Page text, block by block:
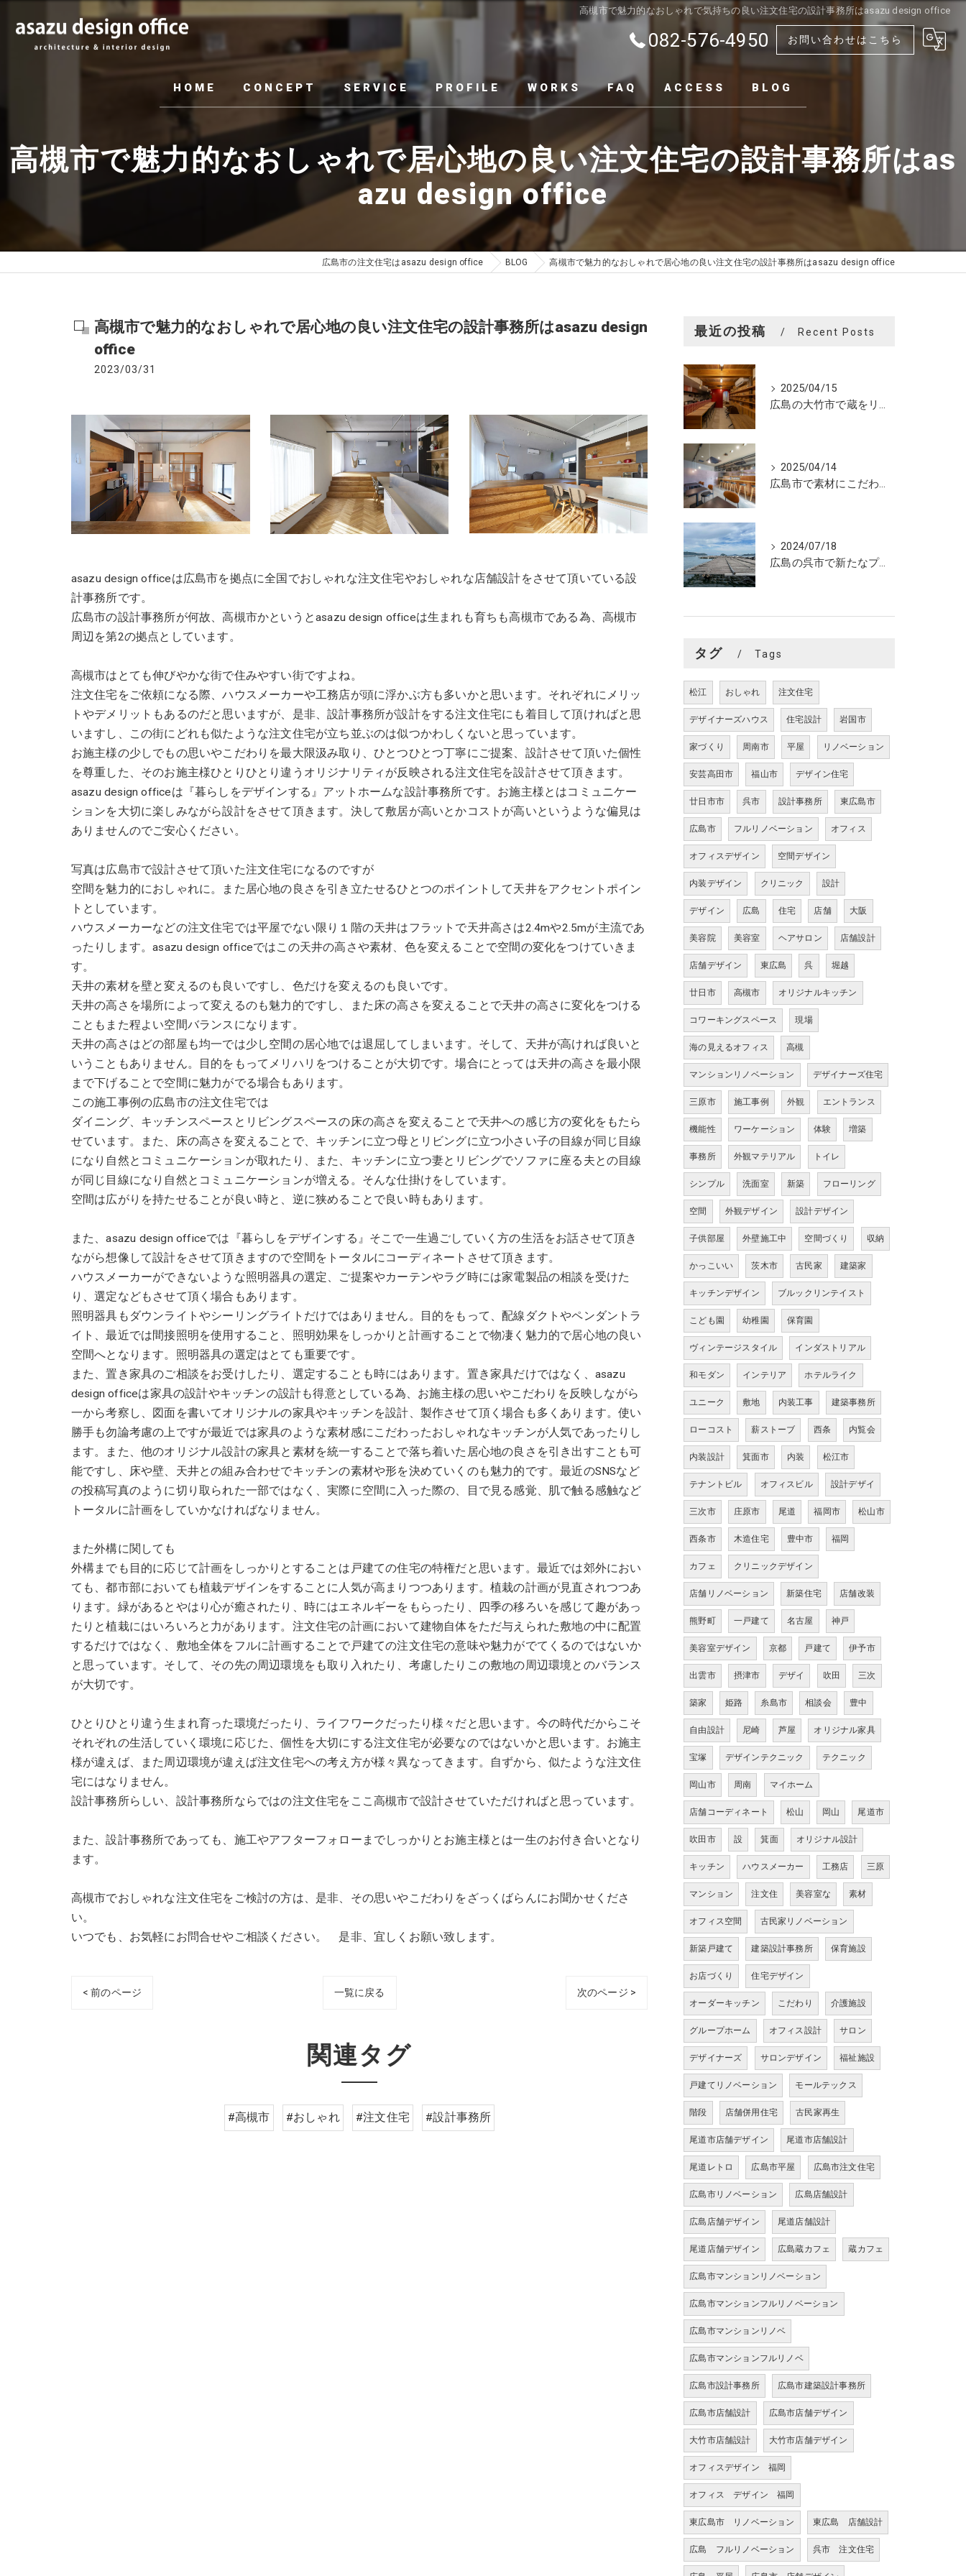
高槻市で魅力的なおしゃれで気持ちの良い注文住宅の設計事務所はasazu design office
082-576-4950 お問い合わせはこちら
HOME CONCEPT SERVICE PROFILE WORKS FAQ ACCESS BLOG
高槻市で魅力的なおしゃれで居心地の良い注文住宅の設計事務所はas
azu design office
広島市の注文住宅はasazu design office BLOG 高槻市で魅力的なおしゃれで居心地の良い注文住宅の設計事務所はasazu design office
高槻市で魅力的なおしゃれで居心地の良い注文住宅の設計事務所はasazu design
office
2023/03/31
asazu design officeは広島市を拠点に全国でおしゃれな注文住宅やおしゃれな店舗設計をさせて頂いている設
計事務所です。
広島市の設計事務所が何故、高槻市かというとasazu design officeは生まれも育ちも高槻市である為、高槻市
周辺を第2の拠点としています。
高槻市はとても伸びやかな街で住みやすい街ですよね。
注文住宅をご依頼になる際、ハウスメーカーや工務店が頭に浮かぶ方も多いかと思います。それぞれにメリッ
トやデメリットもあるのだと思いますが、是非、設計事務所が設計をする注文住宅にも着目して頂ければと思
いますし、この街にどれも似たような注文住宅が立ち並ぶのは似つかわしくないと思っています。
お施主様の少しでもの思いやこだわりを最大限汲み取り、ひとつひとつ丁寧にご提案、設計させて頂いた個性
を尊重した、そのお施主様ひとりひとり違うオリジナリティが反映される注文住宅を設計させて頂きます。
asazu design officeは『暮らしをデザインする』アットホームな設計事務所です。お施主様とはコミュニケー
ションを大切に楽しみながら設計をさせて頂きます。決して敷居が高いとかコストが高いというような偏見は
ありませんのでご安心ください。
写真は広島市で設計させて頂いた注文住宅になるのですが
空間を魅力的におしゃれに。また居心地の良さを引き立たせるひとつのポイントして天井をアクセントポイン
トとしています。
ハウスメーカーなどの注文住宅では平屋でない限り１階の天井はフラットで天井高さは2.4mや2.5mが主流であ
ったりします。asazu design officeではこの天井の高さや素材、色を変えることで空間の変化をつけていきま
す。
天井の素材を壁と変えるのも良いですし、色だけを変えるのも良いです。
天井の高さを場所によって変えるのも魅力的ですし、また床の高さを変えることで天井の高さに変化をつける
こともまた程よい空間バランスになります。
天井の高さはどの部屋も均一では少し空間の居心地では退屈してしまいます。そして、天井が高ければ良いと
いうこともありません。目的をもってメリハリをつけることが大切です。場合にとっては天井の高さを最小限
まで下げることで空間に魅力がでる場合もあります。
この施工事例の広島市の注文住宅では
ダイニング、キッチンスペースとリビングスペースの床の高さを変えることで天井への感じ方の変化をもたら
せています。また、床の高さを変えることで、キッチンに立つ母とリビングに立つ小さい子の目線が同じ目線
になり自然とコミュニケーションが取れたり、また、キッチンに立つ妻とリビングでソファに座る夫との目線
が同じ目線になり自然とコミュニケーションが増える。そんな仕掛けをしています。
空間は広がりを持たせることが良い時と、逆に狭めることで良い時もあります。
また、asazu design officeでは『暮らしをデザインする』そこで一生過ごしていく方の生活をお話させて頂き
ながら想像して設計をさせて頂きますので空間をトータルにコーディネートさせて頂きます。
ハウスメーカーができないような照明器具の選定、ご提案やカーテンやラグ時には家電製品の相談を受けた
り、選定などもさせて頂く場合もあります。
照明器具もダウンライトやシーリングライトだけではありません。目的をもって、配線ダクトやペンダントラ
イト、最近では間接照明を使用すること、照明効果をしっかりと計画することで物凄く魅力的で居心地の良い
空間へとなります。照明器具の選定はとても重要です。
また、置き家具のご相談をお受けしたり、選定することも時にはあります。置き家具だけではなく、asazu
design officeは家具の設計やキッチンの設計も得意としている為、お施主様の思いやこだわりを反映しながら
一から考察し、図面を書いてオリジナルの家具やキッチンを設計、製作させて頂く場合も多くあります。使い
勝手も勿論考慮の上ですが最近では家具のような素材感にこだわったおしゃれなキッチンが人気であったりし
ます。また、他のオリジナル設計の家具と素材を統一することで落ち着いた居心地の良さを引き出すことも可
能ですし、床や壁、天井との組み合わせでキッチンの素材や形を決めていくのも魅力的です。最近のSNSなど
の投稿写真のように切り取られた一部ではなく、実際に空間に入った際の、目で見る感覚、肌で触る感触など
トータルに計画をしていかなければなりません。
また外構に関しても
外構までも目的に応じて計画をしっかりとすることは戸建ての住宅の特権だと思います。最近では郊外におい
ても、都市部においても植栽デザインをすることに人気が高まりつつあります。植栽の計画が見直されつつあ
ります。緑があるとやはり心が癒されたり、時にはエネルギーをもらったり、四季の移ろいを感じて趣があっ
たりと植栽にはいろいろと力があります。注文住宅の計画において建物自体をただ与えられた敷地の中に配置
するだけではなく、敷地全体をフルに計画することで戸建ての注文住宅の意味や魅力がでてくるのではないか
と思っています。そして、その先の周辺環境をも取り入れたり、考慮したりこの敷地の周辺環境とのバランス
が大切です。
ひとりひとり違う生まれ育った環境だったり、ライフワークだったり様々だと思います。今の時代だからこそ
それぞれの生活していく環境に応じた、個性を大切にする注文住宅が必要なのではないかと思います。お施主
様が違えば、また周辺環境が違えば注文住宅への考え方が様々異なってきます。自ずから、似たような注文住
宅にはなりません。
設計事務所らしい、設計事務所ならではの注文住宅をここ高槻市で設計させていただければと思っています。
また、設計事務所であっても、施工やアフターフォローまでしっかりとお施主様とは一生のお付き合いとなり
ます。
高槻市でおしゃれな注文住宅をご検討の方は、是非、その思いやこだわりをざっくばらんにお聞かせくださ
い。
いつでも、お気軽にお問合せやご相談ください。 是非、宜しくお願い致します。
< 前のページ 一覧に戻る 次のページ >
関連タグ
#高槻市 #おしゃれ #注文住宅 #設計事務所
最近の投稿 Recent Posts
2025/04/15
広島の大竹市で蔵をリノベーションしたカフェの設計。店舗設計、店舗デザインはasazu design office
2025/04/14
広島市で素材にこだわった魅力的なおにぎり屋さんの設計。店舗設計、店舗デザインはasazu design office
2024/07/18
広島の呉市で新たなプロジェクトの現調
タグ Tags
松江 おしゃれ 注文住宅
デザイナーズハウス 住宅設計 岩国市
家づくり 周南市 平屋 リノベーション
安芸高田市 福山市 デザイン住宅
廿日市市 呉市 設計事務所 東広島市
広島市 フルリノベーション オフィス
オフィスデザイン 空間デザイン
内装デザイン クリニック 設計
デザイン 広島 住宅 店舗 大阪
美容院 美容室 ヘアサロン 店舗設計
店舗デザイン 東広島 呉 堀越
廿日市 高槻市 オリジナルキッチン
コワーキングスペース 現場
海の見えるオフィス 高槻
マンションリノベーション デザイナーズ住宅
三原市 施工事例 外観 エントランス
機能性 ワーケーション 体験 増築
事務所 外観マテリアル トイレ
シンプル 洗面室 新築 フローリング
空間 外観デザイン 設計デザイン
子供部屋 外壁施工中 空間づくり 収納
かっこいい 茨木市 古民家 建築家
キッチンデザイン ブルックリンテイスト
こども園 幼稚園 保育園
ヴィンテージスタイル インダストリアル
和モダン インテリア ホテルライク
ユニーク 敷地 内装工事 建築事務所
ローコスト 薪ストーブ 西条 内覧会
内装設計 箕面市 内装 松江市
テナントビル オフィスビル 設計デザイ
三次市 庄原市 尾道 福岡市 松山市
西条市 木造住宅 豊中市 福岡
カフェ クリニックデザイン
店舗リノベーション 新築住宅 店舗改装
熊野町 一戸建て 名古屋 神戸
美容室デザイン 京都 戸建て 伊予市
出雲市 摂津市 デザイ 吹田 三次
築家 姫路 糸島市 相談会 豊中
自由設計 尼崎 芦屋 オリジナル家具
宝塚 デザインテクニック テクニック
岡山市 周南 マイホーム
店舗コーディネート 松山 岡山 尾道市
吹田市 設 箕面 オリジナル設計
キッチン ハウスメーカー 工務店 三原
マンション 注文住 美容室な 素材
オフィス空間 古民家リノベーション
新築戸建て 建築設計事務所 保育施設
お店づくり 住宅デザイン
オーダーキッチン こだわり 介護施設
グループホーム オフィス設計 サロン
デザイナーズ サロンデザイン 福祉施設
戸建てリノベーション モールテックス
階段 店舗併用住宅 古民家再生
尾道市店舗デザイン 尾道市店舗設計
尾道レトロ 広島市平屋 広島市注文住宅
広島市リノベーション 広島店舗設計
広島店舗デザイン 尾道店舗設計
尾道店舗デザイン 広島蔵カフェ 蔵カフェ
広島市マンションリノベーション
広島市マンションフルリノベーション
広島市マンションリノベ
広島市マンションフルリノベ
広島市設計事務所 広島市建築設計事務所
広島市店舗設計 広島市店舗デザイン
大竹市店舗設計 大竹市店舗デザイン
オフィスデザイン 福岡
オフィス デザイン 福岡
東広島市 リノベーション 東広島 店舗設計
広島 フルリノベーション 呉市 注文住宅